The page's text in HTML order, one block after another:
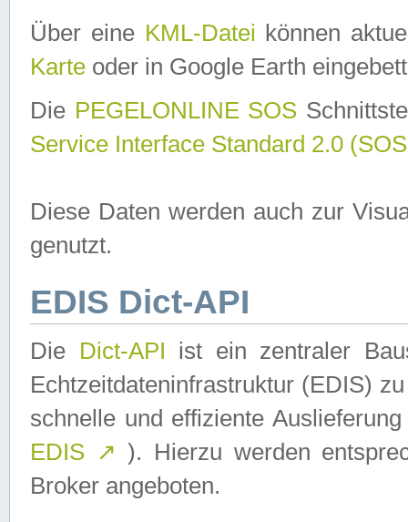
Über eine KML-Datei können
Karte oder in Google Earth
Die PEGELONLINE SOS
Service Interface Standard 2.0
Diese Daten werden auch zur
genutzt.
EDIS Dict-API
Die Dict-API ist ein zentraler
Echtzeitdateninfrastruktur (EDIS)
schnelle und effiziente
EDIS ↗ ). Hierzu werden
Broker angeboten.